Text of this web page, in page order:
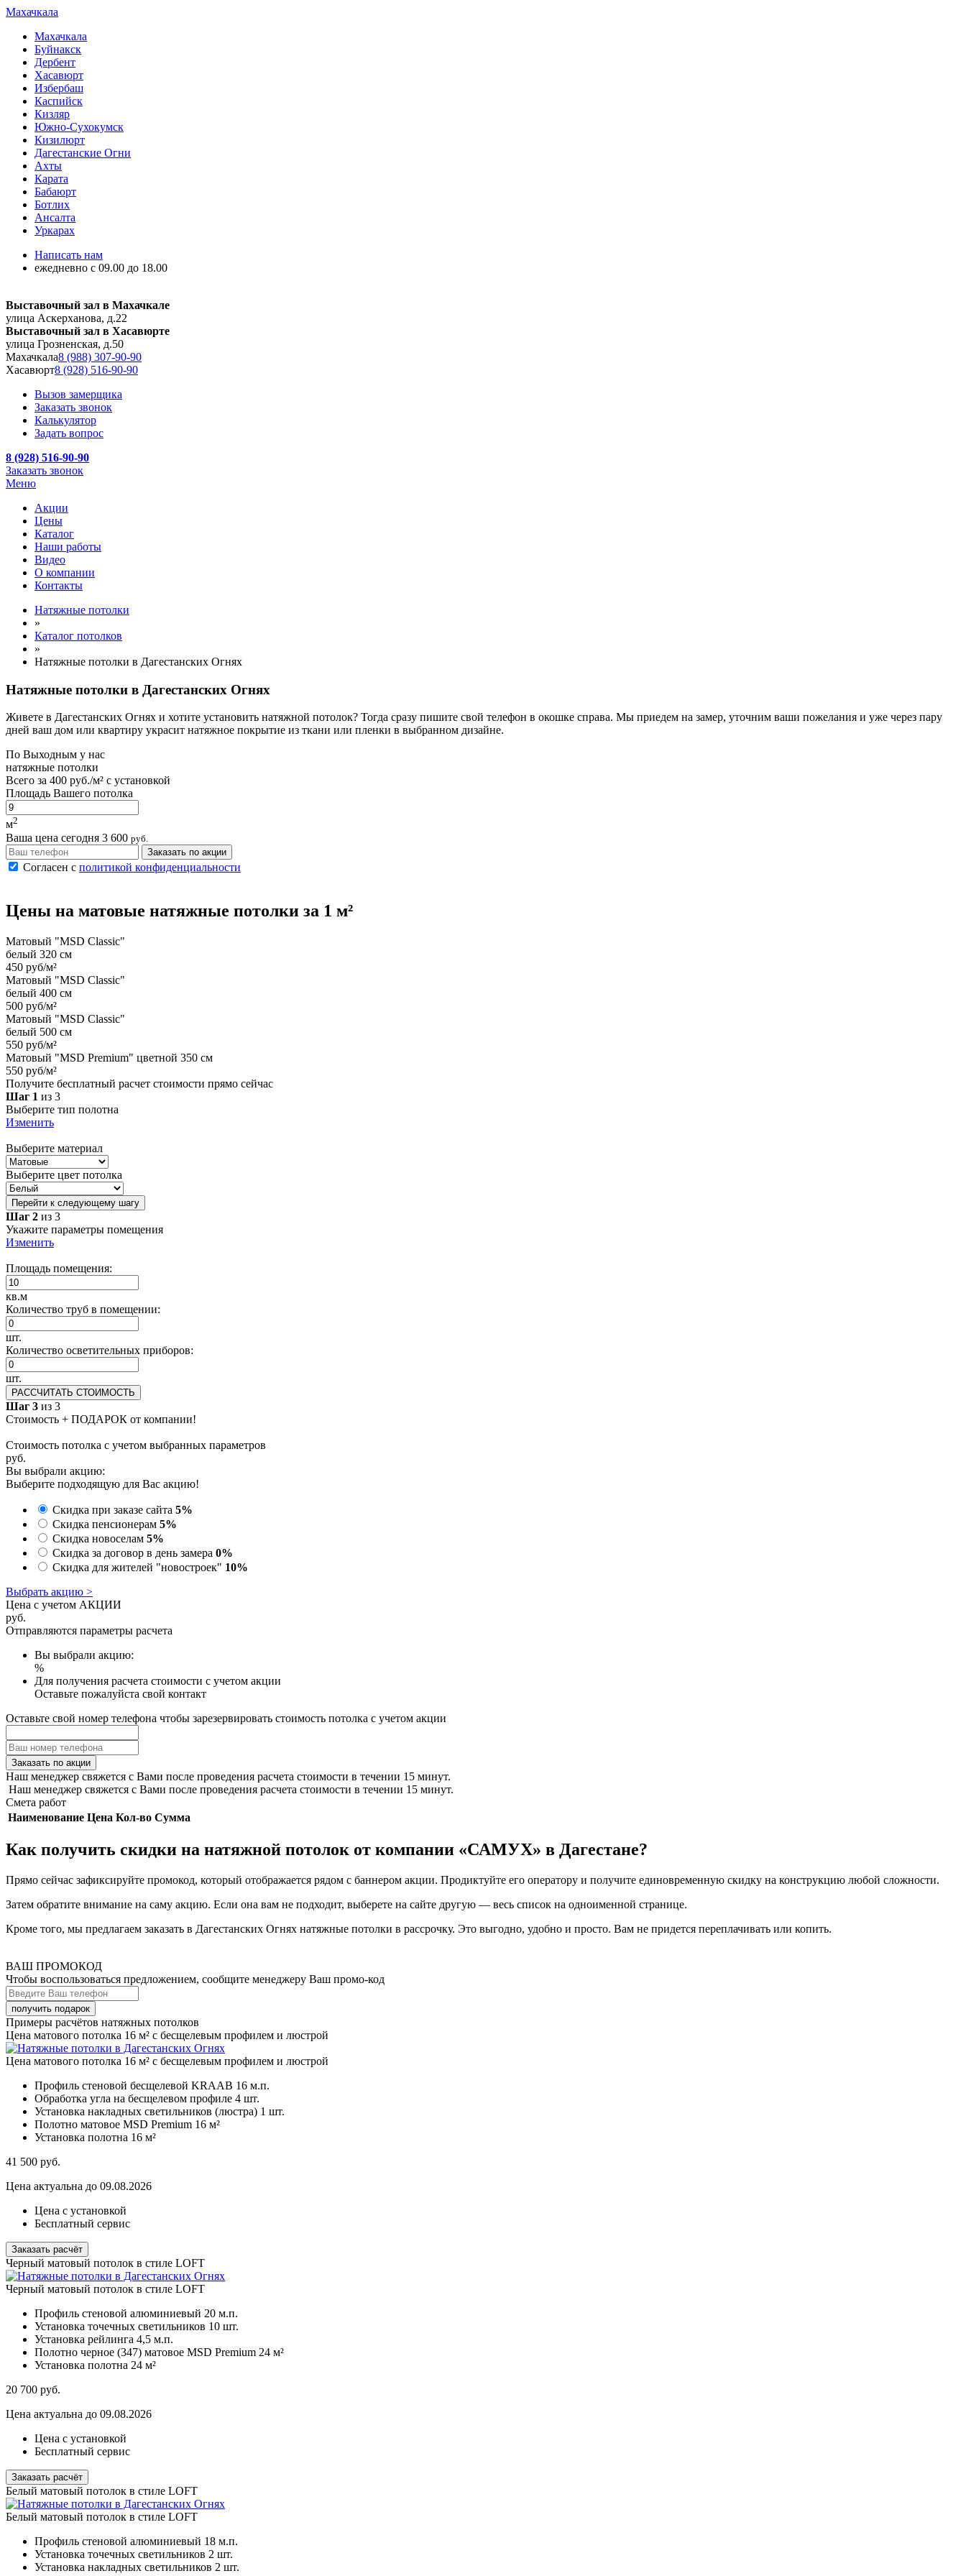
Махачкала
Махачкала
Буйнакск
Дербент
Хасавюрт
Избербаш
Каспийск
Кизляр
Южно-Сухокумск
Кизилюрт
Дагестанские Огни
Ахты
Карата
Бабаюрт
Ботлих
Ансалта
Уркарах
Написать нам
ежедневно с 09.00 до 18.00
Выставочный зал в Махачкале
улица Аскерханова, д.22
Выставочный зал в Хасавюрте
улица Грозненская, д.50
Махачкала8 (988) 307-90-90
Хасавюрт8 (928) 516-90-90
Вызов замерщика
Заказать звонок
Калькулятор
Задать вопрос
8 (928) 516-90-90
Заказать звонок
Меню
Акции
Цены
Каталог
Наши работы
Видео
О компании
Контакты
Натяжные потолки
»
Каталог потолков
»
Натяжные потолки в Дагестанских Огнях
Натяжные потолки в Дагестанских Огнях
Живете в Дагестанских Огнях и хотите установить натяжной потолок? Тогда сразу пишите свой телефон в окошке справа. Мы приедем на замер, уточним ваши пожелания и уже через пару
дней ваш дом или квартиру украсит натяжное покрытие из ткани или пленки в выбранном дизайне.
По Выходным у нас
натяжные потолки
Всего за 400 руб./м² с установкой
Площадь Вашего потолка
м2
Ваша цена сегодня 3 600 руб.
Заказать по акции
Согласен с политикой конфиденциальности
Цены на матовые натяжные потолки за 1 м²
Матовый "MSD Classic"
белый 320 см
450 руб/м²
Матовый "MSD Classic"
белый 400 см
500 руб/м²
Матовый "MSD Classic"
белый 500 см
550 руб/м²
Матовый "MSD Premium" цветной 350 см
550 руб/м²
Получите бесплатный расчет стоимости прямо сейчас
Шаг 1 из 3
Выберите тип полотна
Изменить
Выберите материал
Выберите цвет потолка
Перейти к следующему шагу
Шаг 2 из 3
Укажите параметры помещения
Изменить
Площадь помещения:
кв.м
Количество труб в помещении:
шт.
Количество осветительных приборов:
шт.
РАССЧИТАТЬ СТОИМОСТЬ
Шаг 3 из 3
Стоимость + ПОДАРОК от компании!
Стоимость потолка с учетом выбранных параметров
руб.
Вы выбрали акцию:
Выберите подходящую для Вас акцию!
Скидка при заказе сайта 5%
Скидка пенсионерам 5%
Скидка новоселам 5%
Скидка за договор в день замера 0%
Скидка для жителей "новостроек" 10%
Выбрать акцию >
Цена с учетом АКЦИИ
руб.
Отправляются параметры расчета
Вы выбрали акцию:
%
Для получения расчета стоимости с учетом акции
Оставьте пожалуйста свой контакт
Оставьте свой номер телефона чтобы зарезервировать стоимость потолка с учетом акции
Заказать по акции
Наш менеджер свяжется с Вами после проведения расчета стоимости в течении 15 минут.
Наш менеджер свяжется с Вами после проведения расчета стоимости в течении 15 минут.
Смета работ
Наименование Цена Кол-во Сумма
Как получить скидки на натяжной потолок от компании «САМУХ» в Дагестане?
Прямо сейчас зафиксируйте промокод, который отображается рядом с баннером акции. Продиктуйте его оператору и получите единовременную скидку на конструкцию любой сложности.
Затем обратите внимание на саму акцию. Если она вам не подходит, выберете на сайте другую — весь список на одноименной странице.
Кроме того, мы предлагаем заказать в Дагестанских Огнях натяжные потолки в рассрочку. Это выгодно, удобно и просто. Вам не придется переплачивать или копить.
ВАШ ПРОМОКОД
Чтобы воспользоваться предложением, сообщите менеджеру Ваш промо-код
Примеры расчётов натяжных потолков
Цена матового потолка 16 м² с бесщелевым профилем и люстрой
Цена матового потолка 16 м² с бесщелевым профилем и люстрой
Профиль стеновой бесщелевой KRAAB 16 м.п.
Обработка угла на бесщелевом профиле 4 шт.
Установка накладных светильников (люстра) 1 шт.
Полотно матовое MSD Premium 16 м²
Установка полотна 16 м²
41 500 руб.
Цена актуальна до 09.08.2026
Цена с установкой
Бесплатный сервис
Заказать расчёт
Черный матовый потолок в стиле LOFT
Черный матовый потолок в стиле LOFT
Профиль стеновой алюминиевый 20 м.п.
Установка точечных светильников 10 шт.
Установка рейлинга 4,5 м.п.
Полотно черное (347) матовое MSD Premium 24 м²
Установка полотна 24 м²
20 700 руб.
Цена актуальна до 09.08.2026
Цена с установкой
Бесплатный сервис
Заказать расчёт
Белый матовый потолок в стиле LOFT
Белый матовый потолок в стиле LOFT
Профиль стеновой алюминиевый 18 м.п.
Установка точечных светильников 2 шт.
Установка накладных светильников 2 шт.